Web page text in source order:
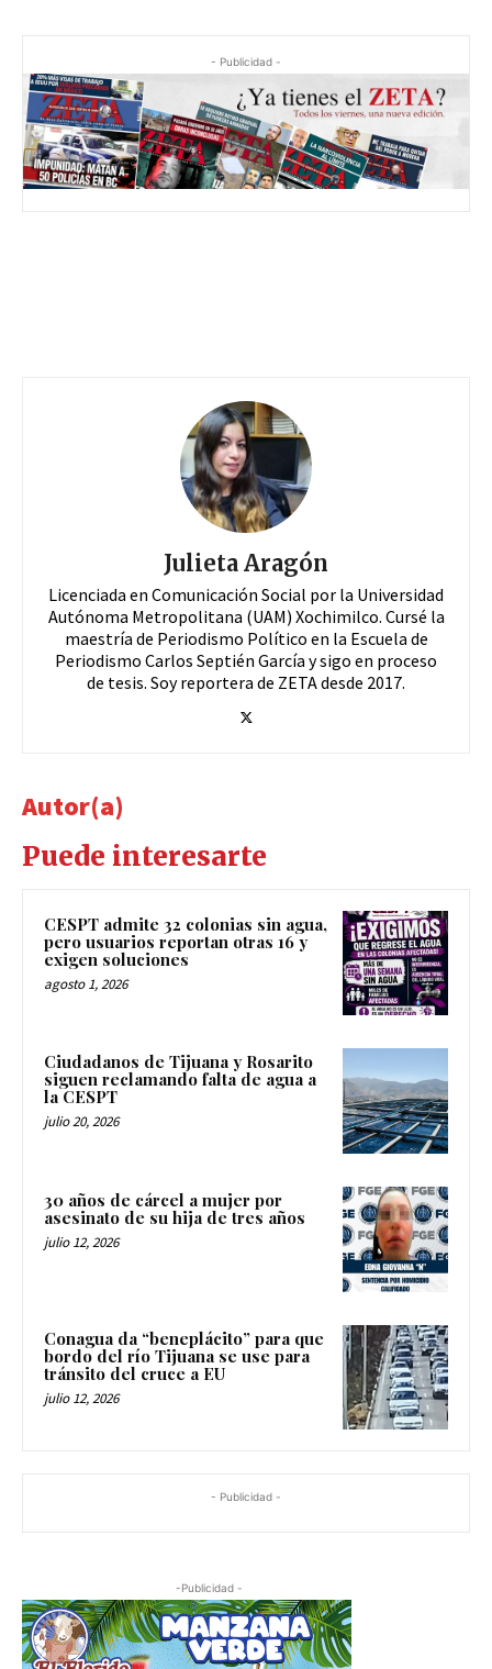
- Publicidad -
Julieta Aragón
Licenciada en Comunicación Social por la Universidad
Autónoma Metropolitana (UAM) Xochimilco. Cursé la
maestría de Periodismo Político en la Escuela de
Periodismo Carlos Septién García y sigo en proceso
de tesis. Soy reportera de ZETA desde 2017.
Autor(a)
Puede interesarte
CESPT admite 32 colonias sin agua,
pero usuarios reportan otras 16 y
exigen soluciones
agosto 1, 2026
Ciudadanos de Tijuana y Rosarito
siguen reclamando falta de agua a
la CESPT
julio 20, 2026
30 años de cárcel a mujer por
asesinato de su hija de tres años
julio 12, 2026
Conagua da “beneplácito” para que
bordo del río Tijuana se use para
tránsito del cruce a EU
julio 12, 2026
- Publicidad -
-Publicidad -